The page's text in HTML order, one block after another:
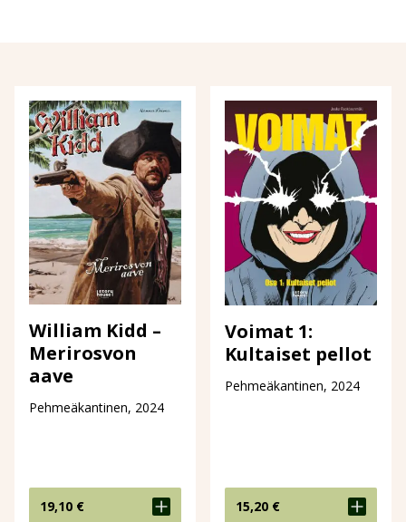
William Kidd –
Merirosvon
aave
Pehmeäkantinen, 2024
19,10 €
Voimat 1:
Kultaiset pellot
Pehmeäkantinen, 2024
15,20 €